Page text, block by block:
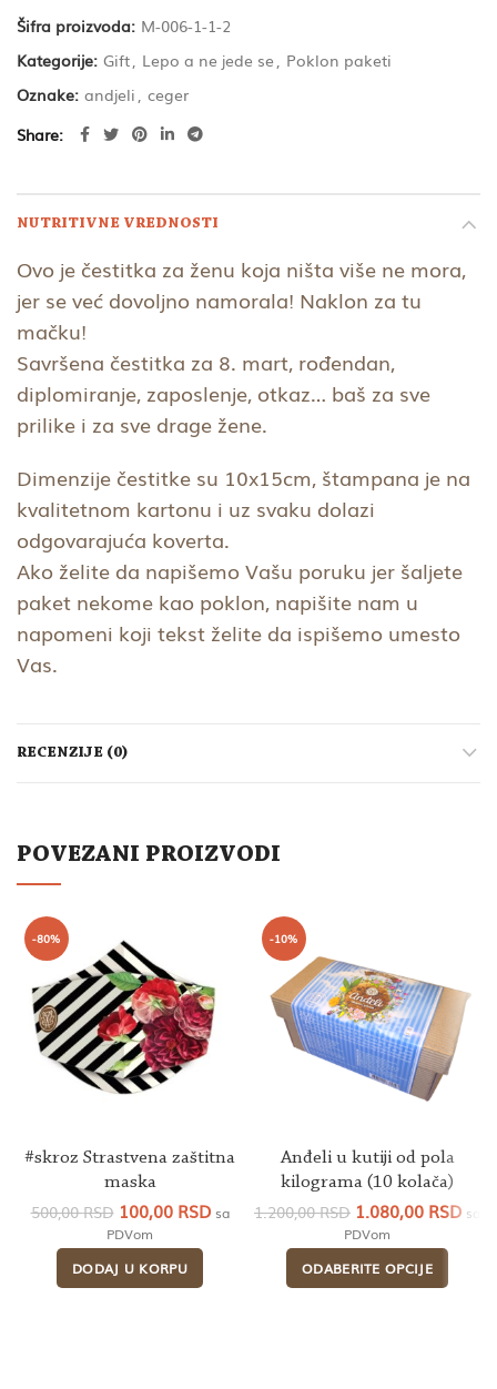
Šifra proizvoda: M-006-1-1-2
Kategorije: Gift, Lepo a ne jede se, Poklon paketi
Oznake: andjeli , ceger
Share
NUTRITIVNE VREDNOSTI
Ovo je čestitka za ženu koja ništa više ne mora,
jer se već dovoljno namorala! Naklon za tu
mačku!
Savršena čestitka za 8. mart, rođendan,
diplomiranje, zaposlenje, otkaz… baš za sve
prilike i za sve drage žene.
Dimenzije čestitke su 10x15cm, štampana je na
kvalitetnom kartonu i uz svaku dolazi
odgovarajuća koverta.
Ako želite da napišemo Vašu poruku jer šaljete
paket nekome kao poklon, napišite nam u
napomeni koji tekst želite da ispišemo umesto
Vas.
RECENZIJE (0)
POVEZANI PROIZVODI
-80%
#skroz Strastvena zaštitna
maska
500,00RSD Originalna
cena
je
bila:
500,00 RSD.
100,00 RSDTrenutna
100,00 RSD.
sa
PDVom
DODAJ U KORPU
-10%
Anđeli u kutiji od pola
kilograma (10 kolača)
1.200,00RSD Originalna
cena
je
bila:
1.200,00 RSD.
1.080,00 RSD sa
PDVom
ODABERITE OPCIJE